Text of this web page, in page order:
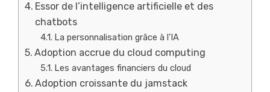
Essor de l’intelligence artificielle et des
chatbots
La personnalisation grâce à l’IA
Adoption accrue du cloud computing
Les avantages financiers du cloud
Adoption croissante du jamstack